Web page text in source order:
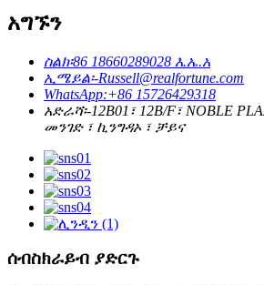
አግኙን
ስልክ፡86 18660289028 እ.ኤ.አ
ኢሜይል፡-Russell@realfortune.com
WhatsApp:+86 15726429318
አድራሻ፡-12B01፣ 12B/F፣ NOBLE
መንገድ ፣ ኪንግዳኦ ፣ ቻይና
ሰብስክራይብ ያድርጉ